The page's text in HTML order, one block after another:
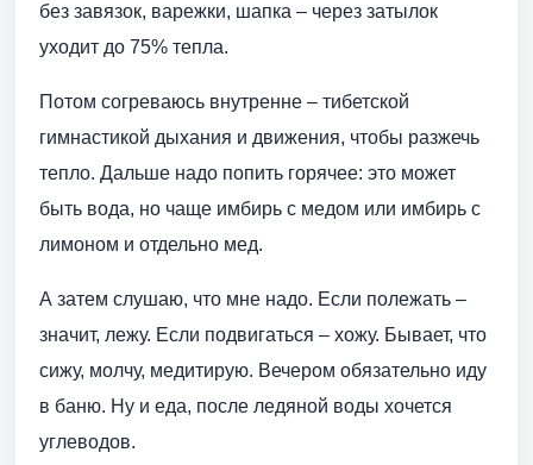
без завязок, варежки, шапка – через затылок
уходит до 75% тепла.
Потом согреваюсь внутренне – тибетской
гимнастикой дыхания и движения, чтобы разжечь
тепло. Дальше надо попить горячее: это может
быть вода, но чаще имбирь с медом или имбирь с
лимоном и отдельно мед.
А затем слушаю, что мне надо. Если полежать –
значит, лежу. Если подвигаться – хожу. Бывает, что
сижу, молчу, медитирую. Вечером обязательно иду
в баню. Ну и еда, после ледяной воды хочется
углеводов.